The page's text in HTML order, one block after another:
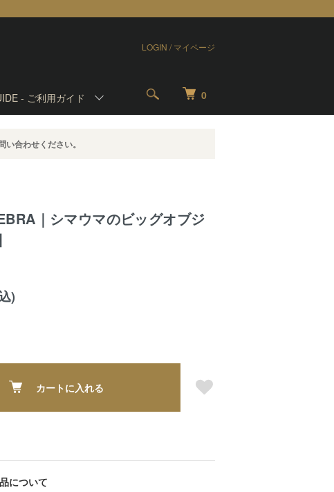
0
- ご利用ガイド
LOGIN / マイページ
合わせください。
｜シマウマのビッグオブジ
)
カートに入れる
について